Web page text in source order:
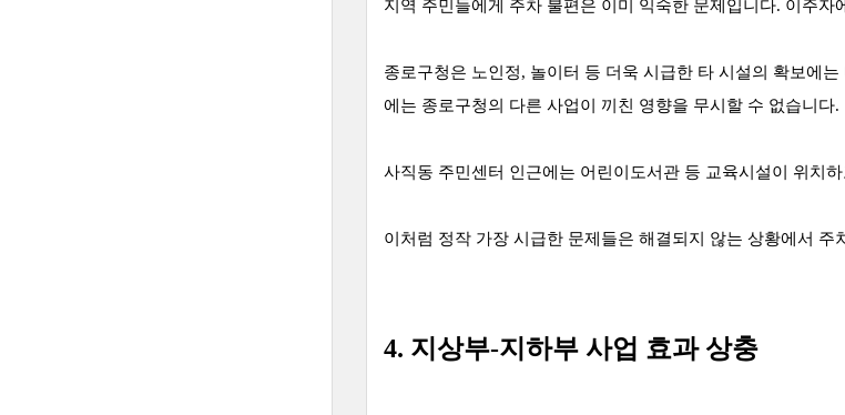
지역 주민들에게 주차 불편은 이미 익숙한 문제입니다. 이주
종로구청은 노인정, 놀이터 등 더욱 시급한 타 시설의 확보에
에는 종로구청의 다른 사업이 끼친 영향을 무시할 수 없습니다.
사직동 주민센터 인근에는 어린이도서관 등 교육시설이 위치
이처럼 정작 가장 시급한 문제들은 해결되지 않는 상황에서
4. 지상부-지하부 사업 효과 상충